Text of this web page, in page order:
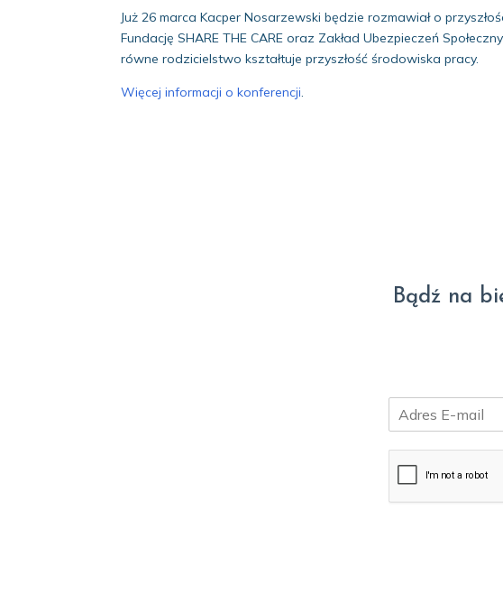
Już 26 marca Kacper Nosarzewski będzie rozmawiał o
Fundację SHARE THE CARE oraz Zakład Ubezpieczeń
równe rodzicielstwo kształtuje przyszłość środowiska pracy.
Więcej informacji o konferencji.
Bądź na
m